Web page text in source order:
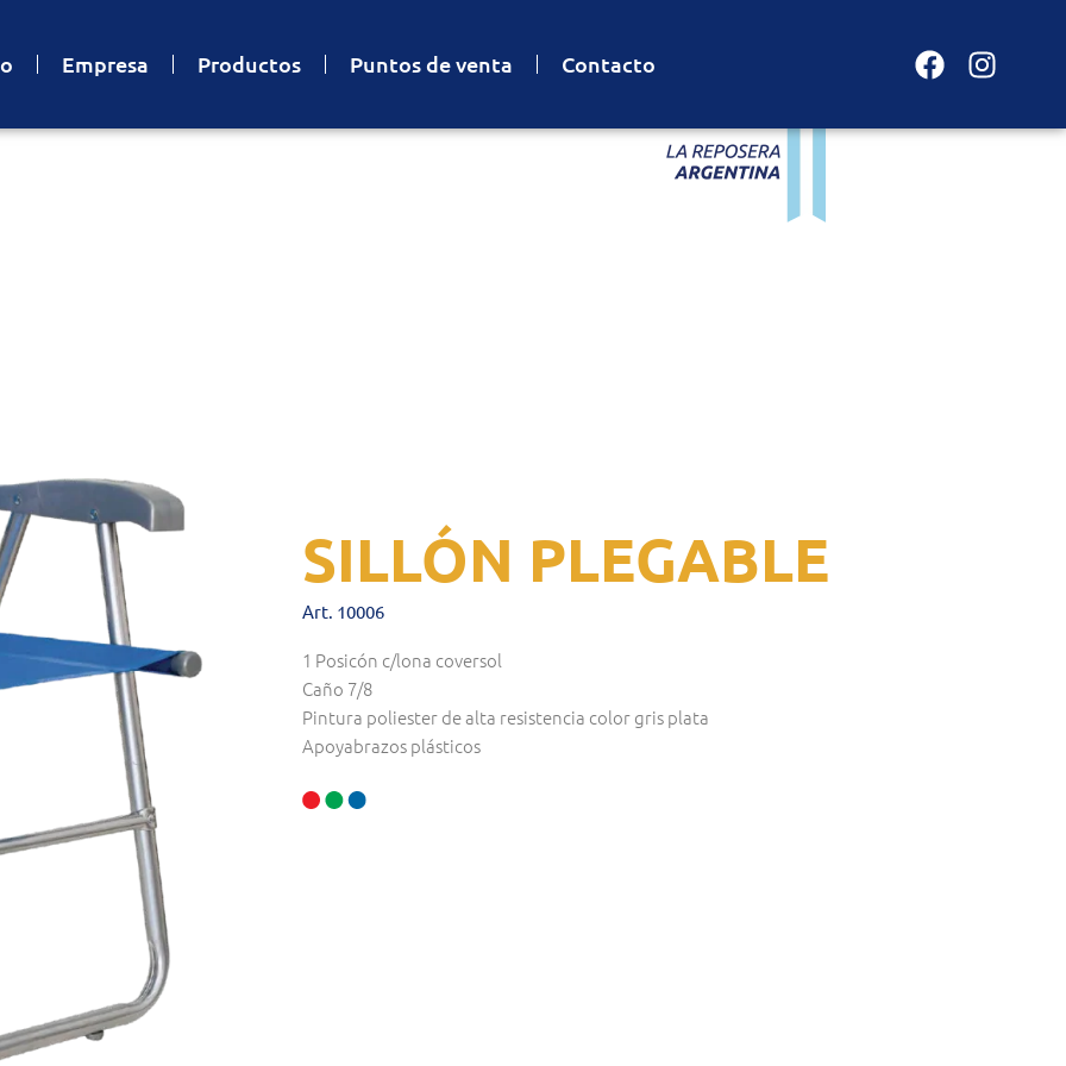
Empresa Productos Puntos de venta Contacto
SILLÓN PLEGABLE
Art. 10006
1 Posicón c/lona coversol
Caño 7/8
Pintura poliester de alta resistencia color gris plata
Apoyabrazos plásticos